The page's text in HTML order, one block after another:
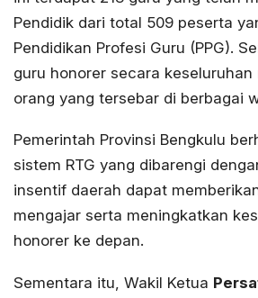
Pendidik dari total 509 peserta
Pendidikan Profesi Guru (PPG).
guru honorer secara keseluruhan
orang yang tersebar di berbagai
Pemerintah Provinsi Bengkulu
sistem RTG yang dibarengi
insentif daerah dapat
mengajar serta meningkatkan
honorer ke depan.
Sementara itu, Wakil Ketua